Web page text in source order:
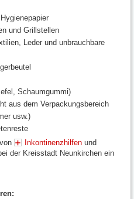
und Grillstellen
Leder und unbrauchbare
Schaumgummi)
aus dem Verpackungsbereich
usw.)
Inkontinenzhilfen und
der Kreisstadt Neunkirchen ein